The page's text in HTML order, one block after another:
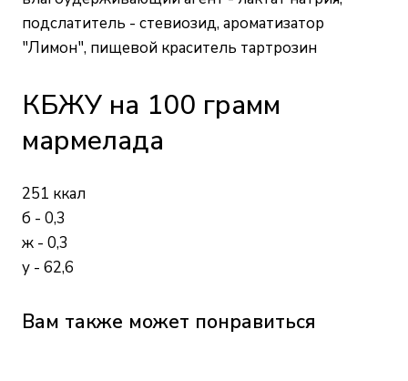
подслатитель - стевиозид, ароматизатор
"Лимон", пищевой краситель тартрозин
КБЖУ на 100 грамм
мармелада
251 ккал
б - 0,3
ж - 0,3
у - 62,6
Вам также может понравиться